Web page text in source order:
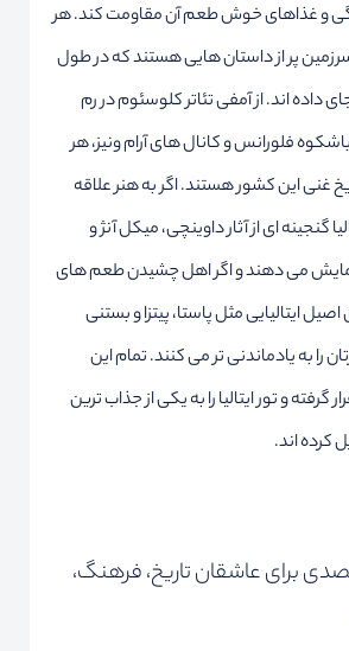
و غذاهای خوش طعم آن مقاومت کند. هر
پر از داستان هایی هستند که در طول
داده اند. از آمفی تئاتر کلوسئوم در رم
فلورانس و کانال های آرام ونیز، هر
غنی این کشور هستند. اگر به هنر علاقه
گنجینه ای از آثار داوینچی، میکل آنژ و
نمایش می دهند و اگر اهل چشیدن طعم های
ایتالیایی مثل پاستا، پیتزا و بستنی
را به یادماندنی تر می کنند. تمام این
گرفته و تور ایتالیا را به یکی از جذاب ترین
کرده اند.
برای عاشقان تاریخ، فرهنگ،